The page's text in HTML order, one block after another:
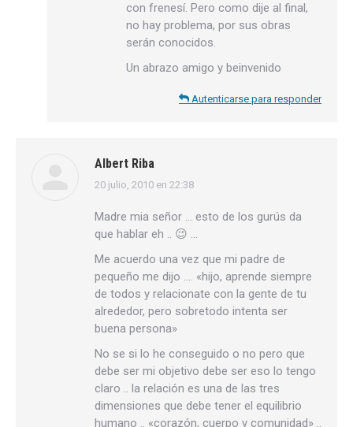
con frenesí. Pero como dije al final,
no hay problema, por sus obras
serán conocidos.
Un abrazo amigo y beinvenido
Autenticarse para responder
Albert Riba
dice:
20 julio, 2010 en 22:38
Madre mia señor … esto de los gurús da
que hablar eh .. 😉 …
Me acuerdo una vez que mi padre de
pequeño me dijo …. «hijo, aprende siempre
de todos y relacionate con la gente de tu
alrededor, pero sobretodo intenta ser
buena persona»
No se si lo he conseguido o no pero que
debe ser mi objetivo debe ser eso lo tengo
claro .. la relación es una de las tres
dimensiones que debe tener el equilibrio
humano .. «corazón, cuerpo y comunidad» ..